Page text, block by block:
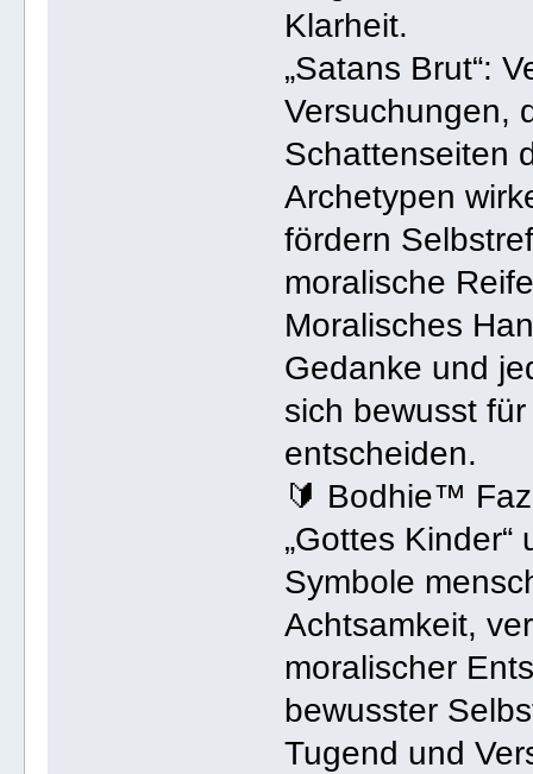
Klarheit.
„Satans Brut“:
Versuchungen,
Schattenseiten
Archetypen
fördern
moralische
Moralisches
Gedanke und
sich bewusst
entscheiden.
🔰 Bodhie™
„Gottes Kinder“
Symbole
Achtsamkeit,
moralischer
bewusster
Tugend und